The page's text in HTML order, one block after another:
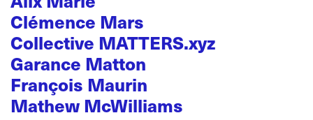
Clémence Mars
Collective MATTERS.xyz
Garance Matton
François Maurin
Mathew McWilliams